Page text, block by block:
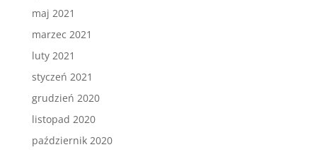
maj 2021
marzec 2021
luty 2021
styczeń 2021
grudzień 2020
listopad 2020
październik 2020